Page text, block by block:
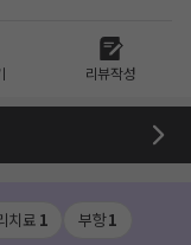
리뷰작성
치료 1 부항1